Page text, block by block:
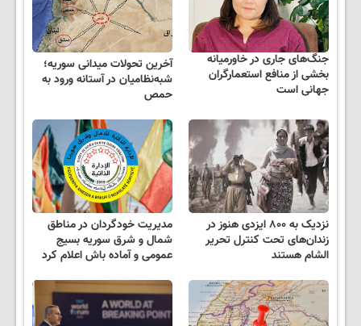
جنگ‌های جاری در خاورمیانه
بخشی از منافع استعمارگران
جهانی است
آخرین تحولات میدانی سوریه؛
شبه‌نظامیان در آستانه ورود به
حمص
نزدیک به ۸۰۰ ایزدی هنوز در
زندان‌های تحت کنترل تحریر
الشام هستند
مدیریت خودگردان در مناطق
شمال و شرق سوریه بسیج
عمومی و آماده باش اعلام کرد